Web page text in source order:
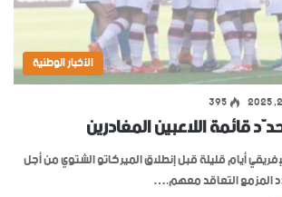
الأخبار الوطنية
395
قائمة اللاعبين المغادرين
أيام قليلة قبل إنطلاق الميركاتو الشتوي من أجل
المزمع التعاقد معهم.…